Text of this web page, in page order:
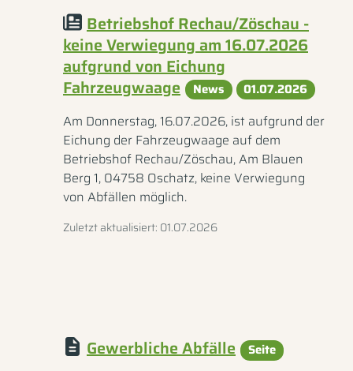
Betriebshof Rechau/Zöschau -
keine Verwiegung am 16.07.2026
aufgrund von Eichung
Fahrzeugwaage
News 01.07.2026
Am Donnerstag, 16.07.2026, ist aufgrund der
Eichung der Fahrzeugwaage auf dem
Betriebshof Rechau/Zöschau, Am Blauen
Berg 1, 04758 Oschatz, keine Verwiegung
von Abfällen möglich.
Zuletzt aktualisiert: 01.07.2026
Gewerbliche Abfälle Seite